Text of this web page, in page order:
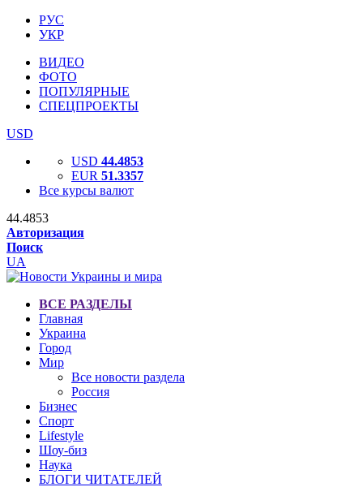
РУС
УКР
ВИДЕО
ФОТО
ПОПУЛЯРНЫЕ
СПЕЦПРОЕКТЫ
USD
USD 44.4853
EUR 51.3357
Все курсы валют
44.4853
Авторизация
Поиск
UA
ВСЕ РАЗДЕЛЫ
Главная
Украина
Город
Мир
Все новости раздела
Россия
Бизнес
Спорт
Lifestyle
Шоу-биз
Наука
БЛОГИ ЧИТАТЕЛЕЙ